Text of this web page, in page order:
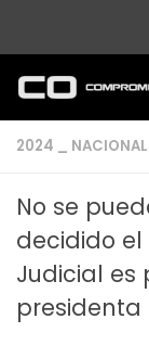
2024 _ NACIONAL
No se
decidido
Judicial es
presidenta